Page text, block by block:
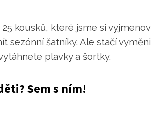
kousků, které jsme si
sezónní šatníky. Ale stačí
plavky a šortky.
Sem s ním!